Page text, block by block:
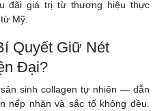
đãi giá trị từ thương hiệu thực
Mỹ.
Quyết Giữ Nét
Đại?
sinh collagen tự nhiên — dẫn
nếp nhăn và sắc tố không đều.